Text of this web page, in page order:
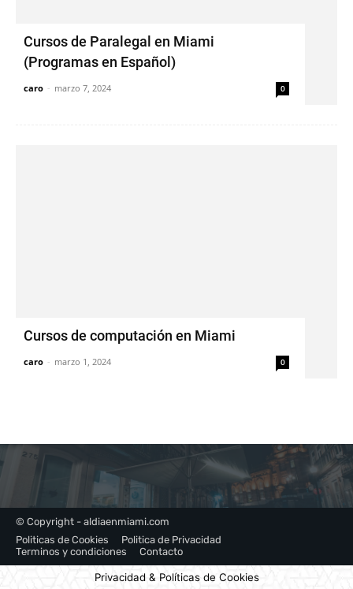
Cursos de Paralegal en Miami
(Programas en Español)
caro - marzo 7, 2024 0
Cursos de computación en Miami
caro - marzo 1, 2024 0
© Copyright - aldiaenmiami.com
Politicas de Cookies
Politica de Privacidad
Terminos y condiciones
Contacto
Privacidad & Políticas de Cookies